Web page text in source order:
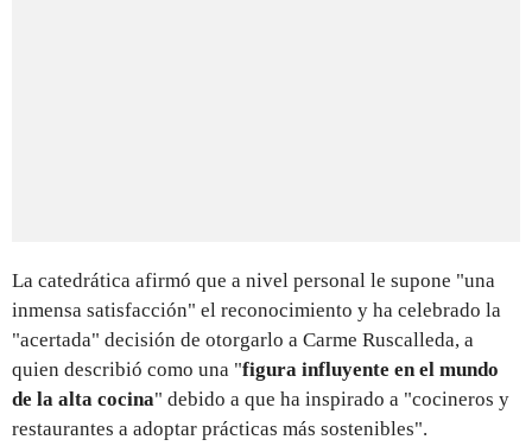
La catedrática afirmó que a nivel personal le supone "una
inmensa satisfacción" el reconocimiento y ha celebrado la
"acertada" decisión de otorgarlo a Carme Ruscalleda, a
quien describió como una "figura influyente en el mundo
de la alta cocina" debido a que ha inspirado a "cocineros y
restaurantes a adoptar prácticas más sostenibles".